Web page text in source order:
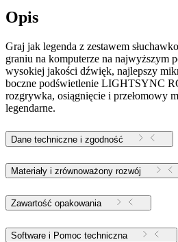
Opis
Graj jak legenda z zestawem
graniu na komputerze na najwyższym
wysokiej jakości dźwięk, najlepszy
boczne podświetlenie LIGHTSYNC
rozgrywka, osiągnięcie i przełomowy
legendarne.
Dane techniczne i zgodność
Materiały i zrównoważony rozwój
Zawartość opakowania
Software i Pomoc techniczna